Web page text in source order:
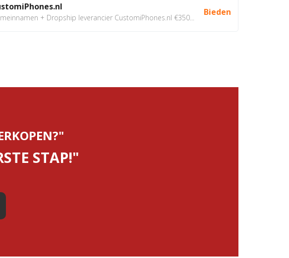
+ Dropship leverancier CustomiPhones.nl €350...
Bieden
STAP!"